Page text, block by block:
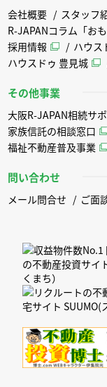
会社概要 スタッフ
R-JAPANコラム「おも
採用情報
ハウス
ハウスドゥ 豊見城
その他事業
大阪R-JAPAN相続サ
家族信託の相談窓口
福祉不動産普及事業
問い合わせ
メール問合せ ご面